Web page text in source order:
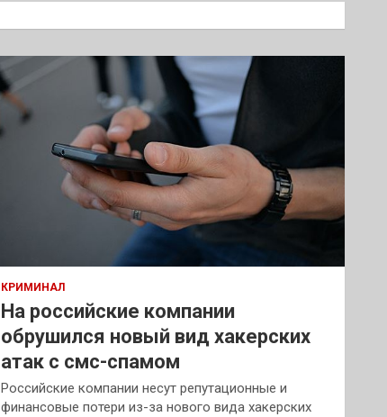
к
КРИМИНАЛ
На российские компании
обрушился новый вид хакерских
атак с смс-спамом
Российские компании несут репутационные и
финансовые потери из-за нового вида хакерских